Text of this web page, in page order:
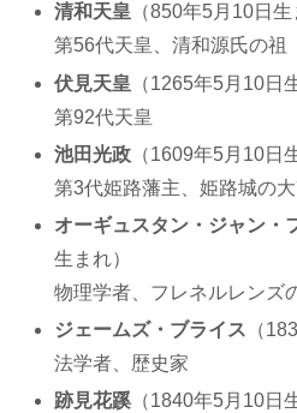
清和天皇 （850年5月10日生
第56代天皇、清和源氏の祖
伏見天皇 （1265年5月10日
第92代天皇
池田光政 （1609年5月10日
第3代姫路藩主、姫路城の
オーギュスタン・ジャン・
生まれ）
物理学者、フレネルレンズ
ジェームズ・ブライス （
法学者、歴史家
跡見花蹊 （1840年5月10日